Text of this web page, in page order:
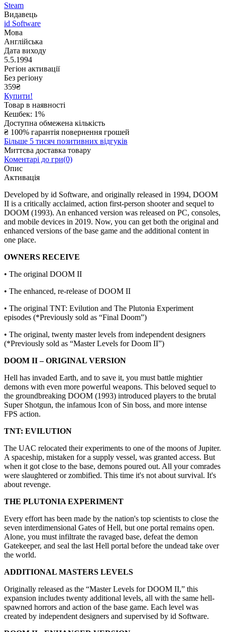
Steam
Видавець
id Software
Мова
Англійська
Дата виходу
5.5.1994
Регіон активації
Без регіону
359₴
Купити!
Товар в наявності
Кешбек: 1%
Доступна обмежена кількість
₴ 100% гарантія повернення грошей
Більше 5 тисяч позитивних відгуків
Миттєва доставка товару
Коментарі до гри(0)
Опис
Активація
Developed by id Software, and originally released in 1994, DOOM
II is a critically acclaimed, action first-person shooter and sequel to
DOOM (1993). An enhanced version was released on PC, consoles,
and mobile devices in 2019. Now, you can get both the original and
enhanced versions of the base game and the additional content in
one place.
OWNERS RECEIVE
• The original DOOM II
• The enhanced, re-release of DOOM II
• The original TNT: Evilution and The Plutonia Experiment
episodes (*Previously sold as “Final Doom”)
• The original, twenty master levels from independent designers
(*Previously sold as “Master Levels for Doom II”)
DOOM II – ORIGINAL VERSION
Hell has invaded Earth, and to save it, you must battle mightier
demons with even more powerful weapons. This beloved sequel to
the groundbreaking DOOM (1993) introduced players to the brutal
Super Shotgun, the infamous Icon of Sin boss, and more intense
FPS action.
TNT: EVILUTION
The UAC relocated their experiments to one of the moons of Jupiter.
A spaceship, mistaken for a supply vessel, was granted access. But
when it got close to the base, demons poured out. All your comrades
were slaughtered or zombified. This time it's not about survival. It's
about revenge.
THE PLUTONIA EXPERIMENT
Every effort has been made by the nation's top scientists to close the
seven interdimensional Gates of Hell, but one portal remains open.
Alone, you must infiltrate the ravaged base, defeat the demon
Gatekeeper, and seal the last Hell portal before the undead take over
the world.
ADDITIONAL MASTERS LEVELS
Originally released as the “Master Levels for DOOM II,” this
expansion includes twenty additional levels, all with the same hell-
spawned horrors and action of the base game. Each level was
created by independent designers and supervised by id Software.